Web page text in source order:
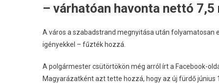
– várhatóan havonta nettó
A város a szabadstrand megnyitása után folyamatosan
igényekkel – fűzték hozzá.
A polgármester csütörtökön még arról írt a Facebook-
Magyarázatként azt tette hozzá, hogy az új fürdő